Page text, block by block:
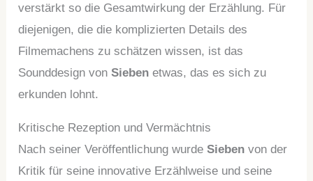
verstärkt so die Gesamtwirkung der Erzählung. Für
diejenigen, die die komplizierten Details des
Filmemachens zu schätzen wissen, ist das
Sounddesign vonSieben etwas, das es sich zu
erkunden lohnt.
Kritische Rezeption und Vermächtnis
Nach seiner Veröffentlichung wurdeSieben von der
Kritik für seine innovative Erzählweise und seine